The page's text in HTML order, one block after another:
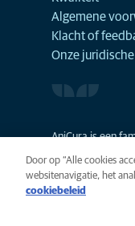
Algemene
Klacht of
Onze
AniCura is een
Door op “Alle cookies
websitenavigatie, het
cookiebeleid